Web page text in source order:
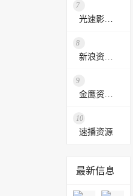
7
8
9
10
速播资源
最新信息